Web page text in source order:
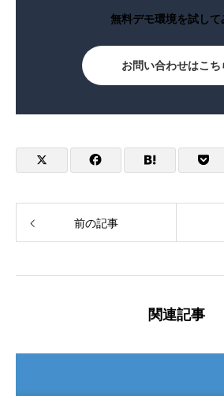
無料デモ環境を試して
お問い合わせはこち
前の記事
関連記事